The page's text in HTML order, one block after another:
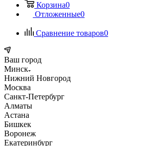
Корзина0
Отложенные0
Сравнение товаров0
Ваш город
Минск
Нижний Новгород
Москва
Санкт-Петербург
Алматы
Астана
Бишкек
Воронеж
Екатеринбург